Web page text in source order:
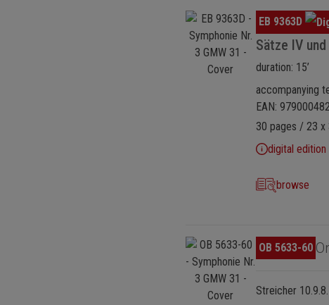
Omitir galería de imágenes
EB 9363D
Sätze IV und
duration: 15’
accompanying
EAN:
30 pages / 23
digital edition
browse
Omitir galería de imágenes
OB 5633-60
Streicher